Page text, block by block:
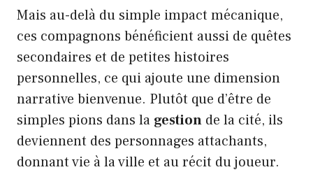
Mais au-delà du simple impact mécanique,
ces compagnons bénéficient aussi de quêtes
secondaires et de petites histoires
personnelles, ce qui ajoute une dimension
narrative bienvenue. Plutôt que d’être de
simples pions dans la gestion de la cité, ils
deviennent des personnages attachants,
donnant vie à la ville et au récit du joueur.